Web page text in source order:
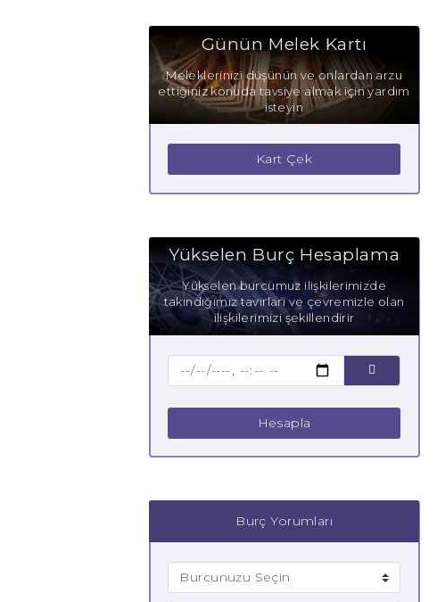
Günün Melek Kartı
Meleklerinizi düşünün ve onlardan arzu
ettiğiniz konuda tavsiye almak için yardım
isteyin
Kart Çek
Yükselen Burç Hesaplama
Yükselen burcumuz ilişkilerimizde
takındığımız tavırları ve çevremizle olan
ilişkilerimizi şekillendirir
Hesapla
Burç Yorumları